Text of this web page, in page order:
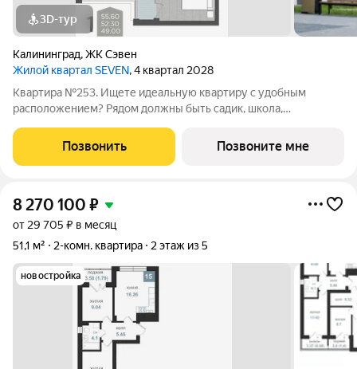
3D-тур
Калининград,ЖК Сэвен
Жилой квартал SEVEN, 4 квартал 2028
Квартира №253. Ищете идеальную квартиру с удобным
расположением? Рядом должны быть садик, школа,
этажных домов - Современные и
Позвонить Позвоните мне
8 270 100 ₽
от 29 705 ₽ в месяц
51,1 м²
2-комн. квартира 2 этаж из 5
новостройка